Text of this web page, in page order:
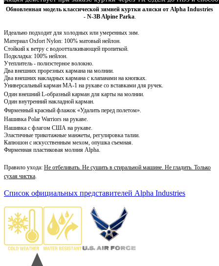
Обновленная модель классической зимней куртки аляски от Alpha Industries
- N-3B Alpine Parka.
Идеально подходит для холодных или умеренных зим.
Материал Oxfort Nylon: 100% матовый нейлон.
Стойкий к ветру с водоотталкивающей пропиткой.
Подкладка: 100% нейлон.
Утеплитель - полиэстерное волокно.
Два внешних прорезных кармана на молнии.
Два внешних накладных кармана с клапанами на кнопках.
Универсальный карман MA-1 на рукаве со вставками для ручек.
Один внешний L-образный карман для карты на молнии.
Один внутренний накладной карман.
Фирменный красный флажок «Удалить перед полетом».
Нашивка Polar Warriors на рукаве.
Нашивка с флагом США на рукаве.
Эластичные трикотажные манжеты, регулировка талии.
Капюшон с искусственным мехом, опушка съемная.
Фирменная пластиковая молния Alpha.
Правило ухода: Не отбеливать. Не сушить в стиральной машине. Не гладить. Только
сухая чистка.
Список официальных представителей Alpha Industries